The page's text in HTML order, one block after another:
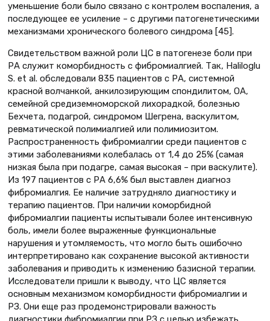
уменьшение боли было связано с контролем воспаления, а
последующее ее усиление – с другими патогенетическими
механизмами хронического болевого синдрома [45].
Свидетельством важной роли ЦС в патогенезе боли при
РА служит коморбидность с фибромиалгией. Так, Haliloglu
S. et al. обследовали 835 пациентов с РА, системной
красной волчанкой, анкилозирующим спондилитом, ОА,
семейной средиземноморской лихорадкой, болезнью
Бехчета, подагрой, синдромом Шегрена, васкулитом,
ревматической полимиалгией или полимиозитом.
Распространенность фибромиалгии среди пациентов с
этими заболеваниями колебалась от 1,4 до 25% (самая
низкая была при подагре, самая высокая – при васкулите).
Из 197 пациентов с РА 6,6% был выставлен диагноз
фибромиалгия. Ее наличие затрудняло диагностику и
терапию пациентов. При наличии коморбидной
фибромиалгии пациенты испытывали более интенсивную
боль, имели более выраженные функциональные
нарушения и утомляемость, что могло быть ошибочно
интерпретировано как сохранение высокой активности
заболевания и приводить к изменению базисной терапии.
Исследователи пришли к выводу, что ЦС является
основным механизмом коморбидности фибромиалгии и
РЗ. Они еще раз продемонстрировали важность